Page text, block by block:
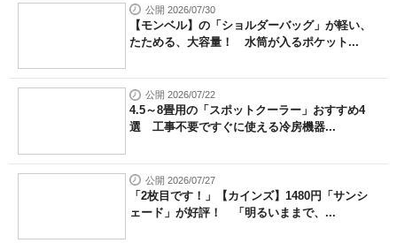
公開 2026/07/30
【モンベル】の「ショルダーバッグ」が軽い、
たためる、大容量！ 水筒が入るポケット...
公開 2026/07/22
4.5～8畳用の「スポットクーラー」おすすめ4
選 工事不要ですぐに使える冷房機器...
公開 2026/07/27
「2枚目です！」【カインズ】1480円「サンシ
ェード」が好評！ 「明るいままで、...